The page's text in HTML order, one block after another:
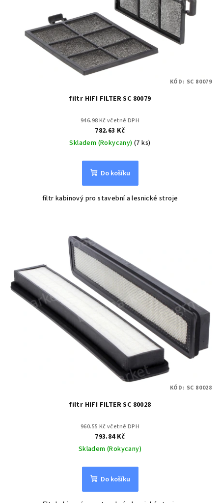
filtr HIFI FILTER SC 80079
946.98 Kč včetně DPH
782.63 Kč
Skladem (Rokycany)(7 ks)
Do košíku
filtr kabinový pro stavební a lesnické stroje
KÓD: SC 80079
filtr HIFI FILTER SC 80028
960.55 Kč včetně DPH
793.84 Kč
Skladem (Rokycany)
Do košíku
KÓD: SC 80028